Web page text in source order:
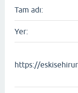
Tam adı:
Yer:
https://